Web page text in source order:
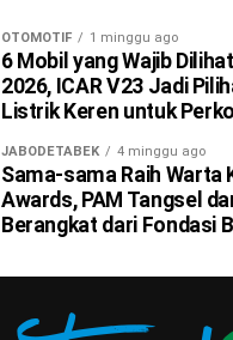
OTOMOTIF 1 minggu ago
6 Mobil yang Wajib
2026, ICAR V23 Jadi
Listrik Keren untuk
JABODETABEK 4 minggu ago
Sama-sama Raih Warta
Awards, PAM Tangsel
Berangkat dari Fondasi